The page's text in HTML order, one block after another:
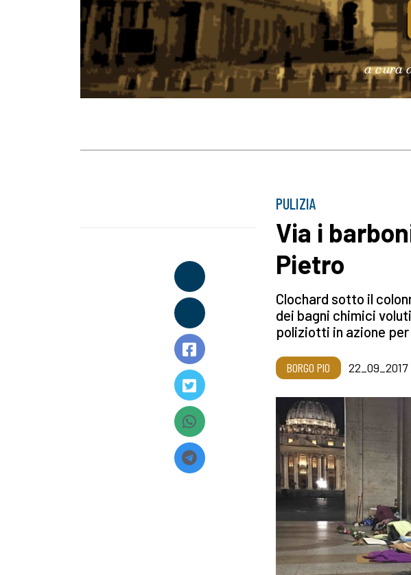
a cura
PULIZIA
Via i
Pietro
Clochard sotto il
dei bagni chimici
poliziotti in azione
BORGO PIO 22_09_2017